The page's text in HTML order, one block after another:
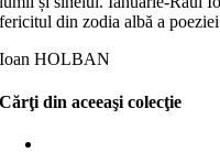
fericitul din zodia albă a
Ioan HOLBAN
Cărţi din aceeaşi colecţie